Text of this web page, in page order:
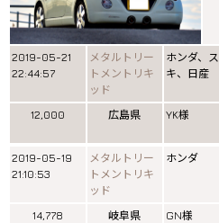
2019-05-21
22:44:57
メタルトリー
トメントリキ
ッド
ホンダ、
キ、日産
12,000 広島県 YK様
2019-05-19
21:10:53
メタルトリー
トメントリキ
ッド
ホンダ
14,778 岐阜県 GN様